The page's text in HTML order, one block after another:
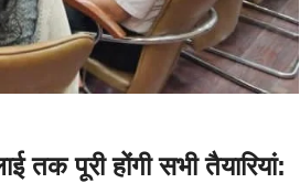
पूरी होंगी सभी तैयारियां: